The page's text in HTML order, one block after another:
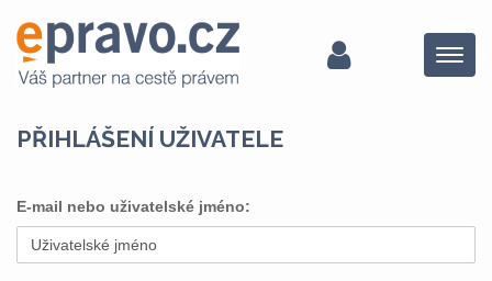
Menu
PŘIHLÁŠENÍ UŽIVATELE
E-mail nebo uživatelské jméno: